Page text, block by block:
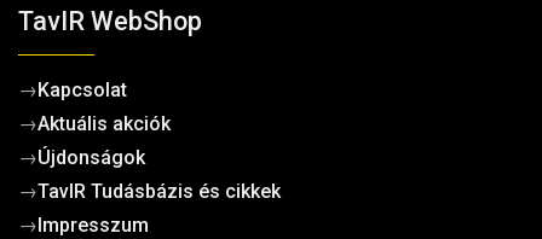
TavIR WebShop
→Kapcsolat
→Aktuális akciók
→Újdonságok
→TavIR Tudásbázis és cikkek
→ Impresszum